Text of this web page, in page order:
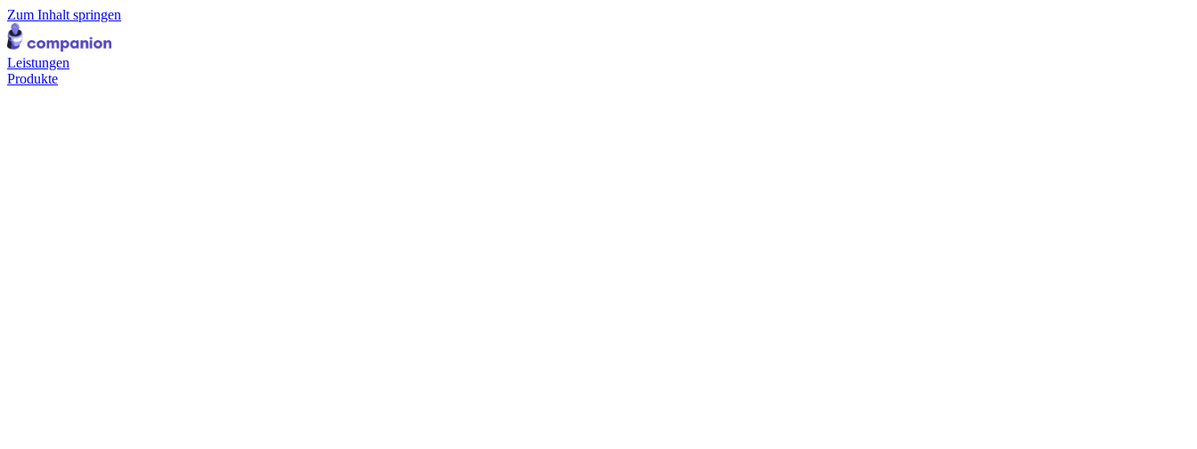
Zum Inhalt springen
Leistungen
Produkte